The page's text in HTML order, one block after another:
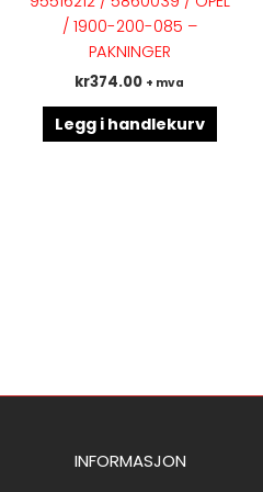
/ 1900-200-085 –
PAKNINGER
kr374.00 + mva
Legg i handlekurv
INFORMASJON